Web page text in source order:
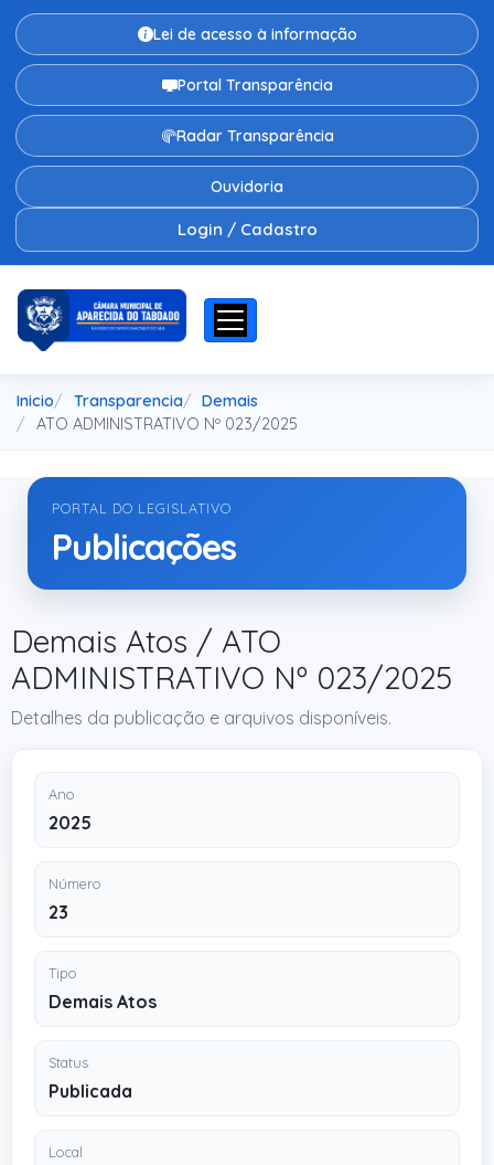
Lei de acesso à informação
Portal Transparência
Radar Transparência
Ouvidoria
Login / Cadastro
Inicio Transparencia
Demais
ATO ADMINISTRATIVO Nº 023/2025
PORTAL DO LEGISLATIVO
Publicações
Demais Atos / ATO
ADMINISTRATIVO Nº 023/2025
Detalhes da publicação e arquivos disponíveis.
Ano
2025
Número
23
Tipo
Demais Atos
Status
Publicada
Local